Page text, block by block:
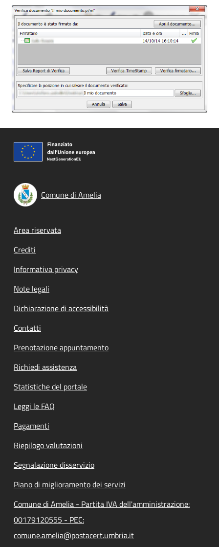
Comune di Amelia
Footer menu
Area riservata
Crediti
Informativa privacy
Note legali
Dichiarazione di accessibilità
Contatti
Prenotazione appuntamento
Richiedi assistenza
Statistiche del portale
Leggi le FAQ
Pagamenti
Riepilogo valutazioni
Segnalazione disservizio
Piano di miglioramento dei servizi
Comune di Amelia - Partita IVA dell'amministrazione:
00179120555 - PEC:
comune.amelia@postacert.umbria.it